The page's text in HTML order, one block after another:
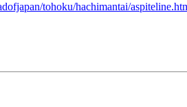
tohoku/hachimantai/